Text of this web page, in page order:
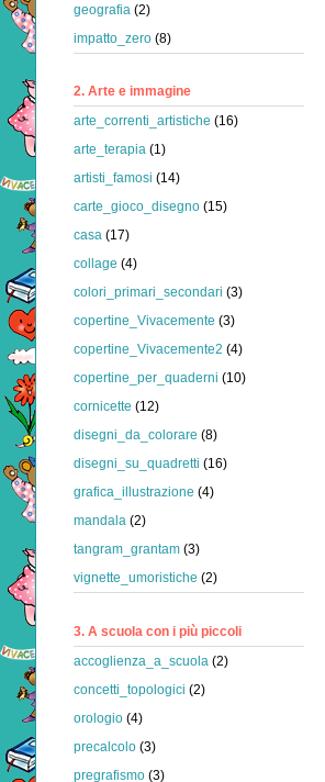
geografia (2)
impatto_zero (8)
2. Arte e immagine
arte_correnti_artistiche (16)
arte_terapia (1)
artisti_famosi (14)
carte_gioco_disegno (15)
casa (17)
collage (4)
colori_primari_secondari (3)
copertine_Vivacemente (3)
copertine_Vivacemente2 (4)
copertine_per_quaderni (10)
cornicette (12)
disegni_da_colorare (8)
disegni_su_quadretti (16)
grafica_illustrazione (4)
mandala (2)
tangram_grantam (3)
vignette_umoristiche (2)
3. A scuola con i più piccoli
accoglienza_a_scuola (2)
concetti_topologici (2)
orologio (4)
precalcolo (3)
pregrafismo (3)